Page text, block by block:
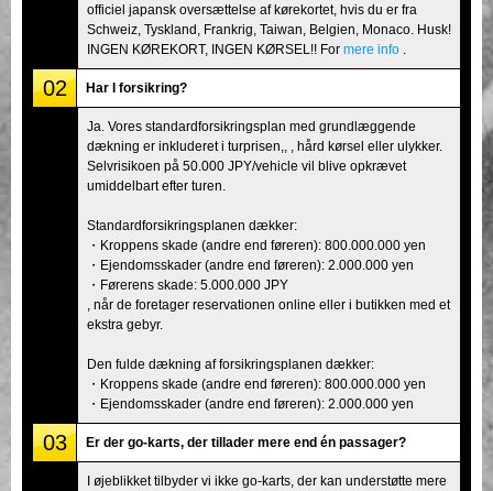
officiel japansk oversættelse af kørekortet, hvis du er fra
Schweiz, Tyskland, Frankrig, Taiwan, Belgien, Monaco. Husk!
INGEN KØREKORT, INGEN KØRSEL!! For mere info
02 Har I forsikring?
Ja. Vores standardforsikringsplan med grundlæggende
dækning er inkluderet i turprisen,, , hård kørsel eller ulykker.
Selvrisikoen på 50.000 JPY/vehicle vil blive opkrævet
umiddelbart efter turen.
Standardforsikringsplanen dækker:
・Kroppens skade (andre end føreren): 800.000.000 yen
・Ejendomsskader (andre end føreren): 2.000.000 yen
・Førerens skade: 5.000.000 JPY
, når de foretager reservationen online eller i butikken med et
ekstra gebyr.
Den fulde dækning af forsikringsplanen dækker:
・Kroppens skade (andre end føreren): 800.000.000 yen
・Ejendomsskader (andre end føreren): 2.000.000 yen
03 Er der go-karts, der tillader mere end én passager?
I øjeblikket tilbyder vi ikke go-karts, der kan understøtte mere